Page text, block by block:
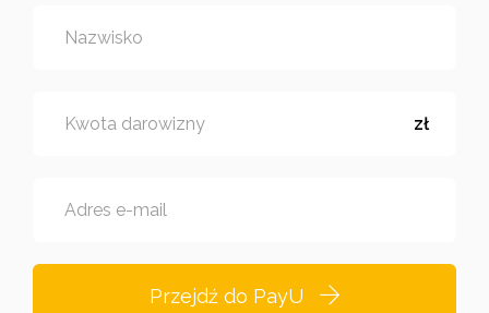
Nazwisko
Kwota darowizny zł
Adres e-mail
Przejdź do PayU